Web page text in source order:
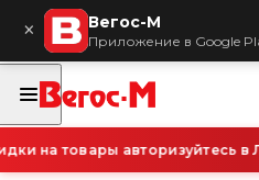
× Вегос-М
Приложение в Google
на товары авторизуйтесь в